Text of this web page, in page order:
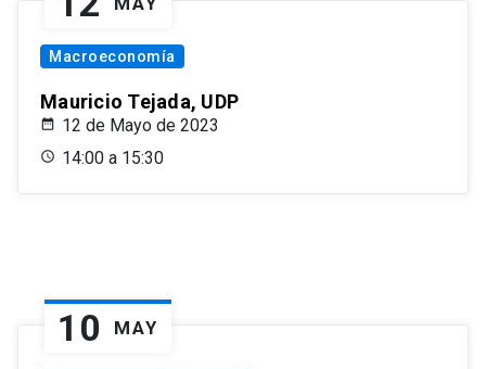
Macroeconomía
Mauricio Tejada, UDP
12 de Mayo de 2023
14:00 a 15:30
10 MAY